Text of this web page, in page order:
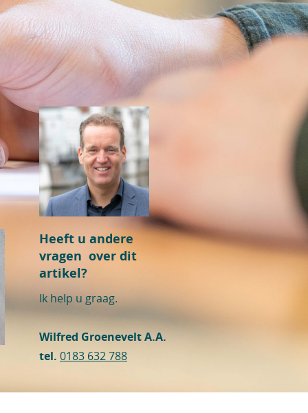
Heeft u andere
vragen over dit
artikel?
Ik help u graag.
Wilfred Groenevelt A.A.
tel. 0183 632 788